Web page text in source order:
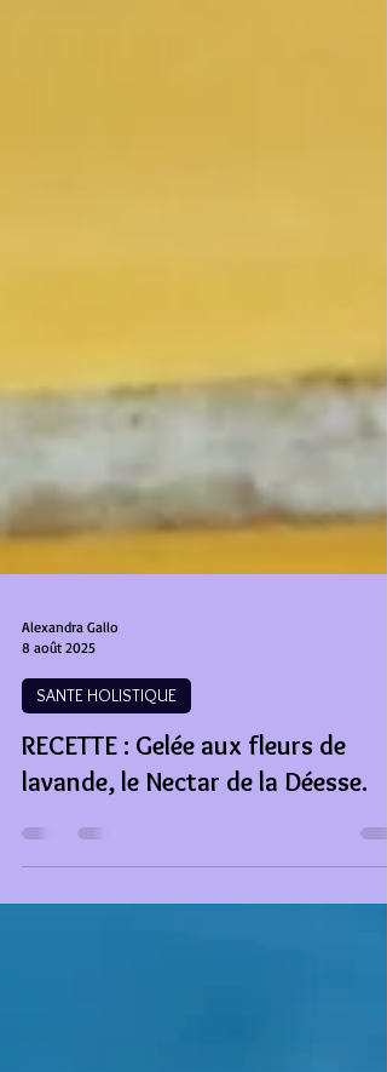
Alexandra Gallo
8 août 2025
SANTE HOLISTIQUE
RECETTE : Gelée aux fleurs de
lavande, le Nectar de la Déesse.